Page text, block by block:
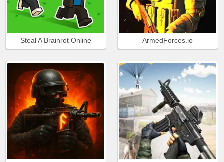
Steal A Brainrot Online ArmedForces.io